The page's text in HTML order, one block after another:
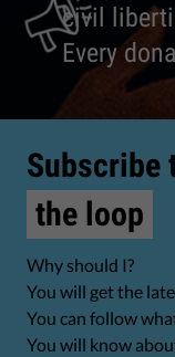
civil
Every
Subscribe
the loop
Why should I?
You will get the
You can follow
You will know